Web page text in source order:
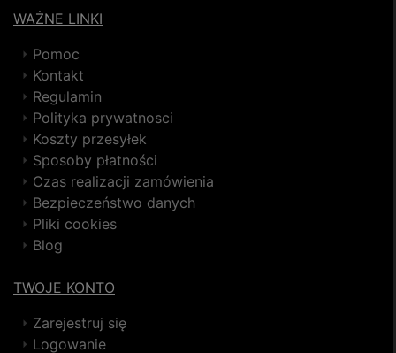
WAŻNE LINKI
Pomoc
Kontakt
Regulamin
Polityka prywatnosci
Koszty przesyłek
Sposoby płatności
Czas realizacji zamówienia
Bezpieczeństwo danych
Pliki cookies
Blog
TWOJE KONTO
Zarejestruj się
Logowanie